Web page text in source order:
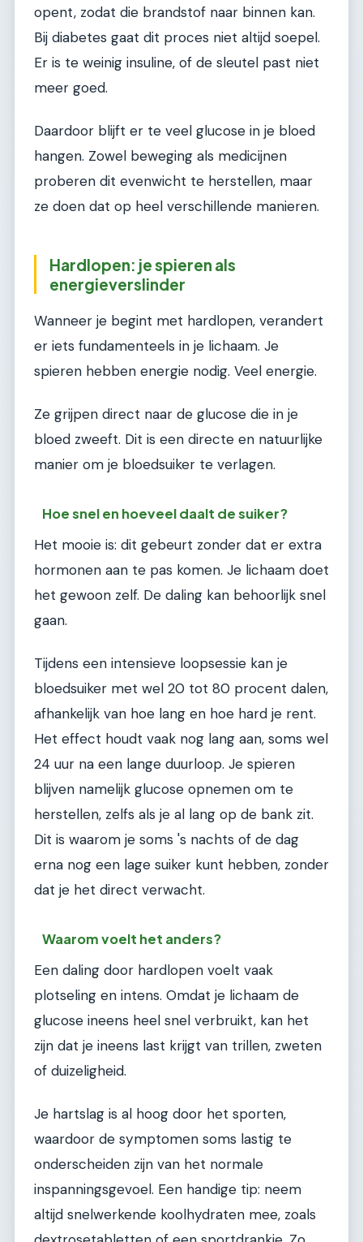
opent, zodat die brandstof naar binnen kan.
Bij diabetes gaat dit proces niet altijd soepel.
Er is te weinig insuline, of de sleutel past niet
meer goed.
Daardoor blijft er te veel glucose in je bloed
hangen. Zowel beweging als medicijnen
proberen dit evenwicht te herstellen, maar
ze doen dat op heel verschillende manieren.
Hardlopen: je spieren als
energieverslinder
Wanneer je begint met hardlopen, verandert
er iets fundamenteels in je lichaam. Je
spieren hebben energie nodig. Veel energie.
Ze grijpen direct naar de glucose die in je
bloed zweeft. Dit is een directe en natuurlijke
manier om je bloedsuiker te verlagen.
Hoe snel en hoeveel daalt de suiker?
Het mooie is: dit gebeurt zonder dat er extra
hormonen aan te pas komen. Je lichaam doet
het gewoon zelf. De daling kan behoorlijk snel
gaan.
Tijdens een intensieve loopsessie kan je
bloedsuiker met wel 20 tot 80 procent dalen,
afhankelijk van hoe lang en hoe hard je rent.
Het effect houdt vaak nog lang aan, soms wel
24 uur na een lange duurloop. Je spieren
blijven namelijk glucose opnemen om te
herstellen, zelfs als je al lang op de bank zit.
Dit is waarom je soms 's nachts of de dag
erna nog een lage suiker kunt hebben, zonder
dat je het direct verwacht.
Waarom voelt het anders?
Een daling door hardlopen voelt vaak
plotseling en intens. Omdat je lichaam de
glucose ineens heel snel verbruikt, kan het
zijn dat je ineens last krijgt van trillen, zweten
of duizeligheid.
Je hartslag is al hoog door het sporten,
waardoor de symptomen soms lastig te
onderscheiden zijn van het normale
inspanningsgevoel. Een handige tip: neem
altijd snelwerkende koolhydraten mee, zoals